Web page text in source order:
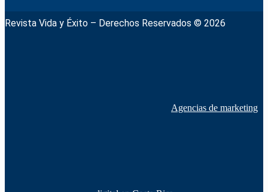
Revista Vida y Éxito – Derechos Reservados © 2026
Agencias de marketing